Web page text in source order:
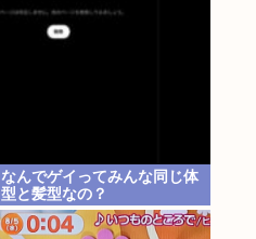
なんでゲイってみんな同じ体
型と髪型なの？